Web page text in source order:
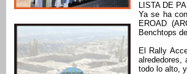
LISTA DE
Ya se ha
EROAD
Benchtops
El Rally
alrededores,
todo lo alto,